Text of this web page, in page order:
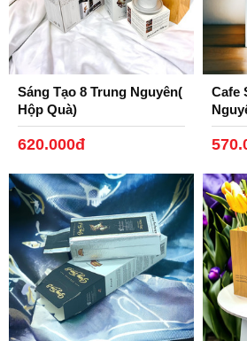
Sáng Tạo 8 Trung Nguyên(
Hộp Quà)
620.000đ
Cafe